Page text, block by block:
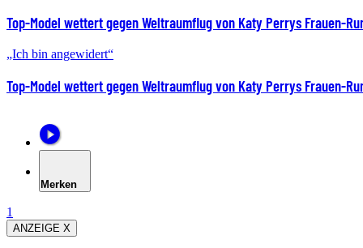
Top-Model wettert gegen Weltraumflug von Katy Perrys Frauen-
„Ich bin angewidert“
Top-Model wettert gegen Weltraumflug von Katy Perrys Frauen-
Merken
1
ANZEIGE X